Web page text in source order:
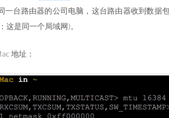
一台路由器的公司电脑，这台路由器收到数据
这是同一个局域网)。
地址：